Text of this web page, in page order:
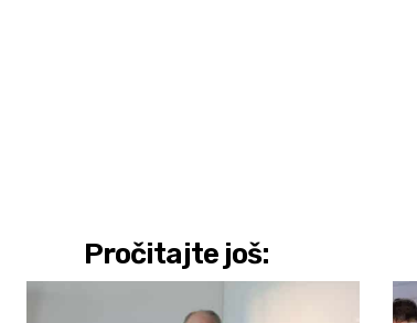
Pročitajte još: